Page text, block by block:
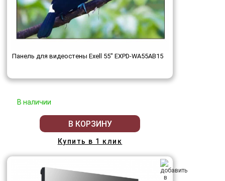
Панель для видеостены Exell 55" EXPD-WA55AB15
В наличии
В КОРЗИНУ
Купить в 1 клик